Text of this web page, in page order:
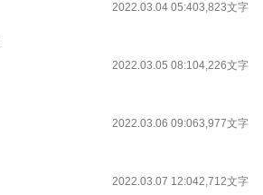
2022.03.04 05:403,823文字
2022.03.05 08:104,226文字
2022.03.06 09:063,977文字
2022.03.07 12:042,712文字